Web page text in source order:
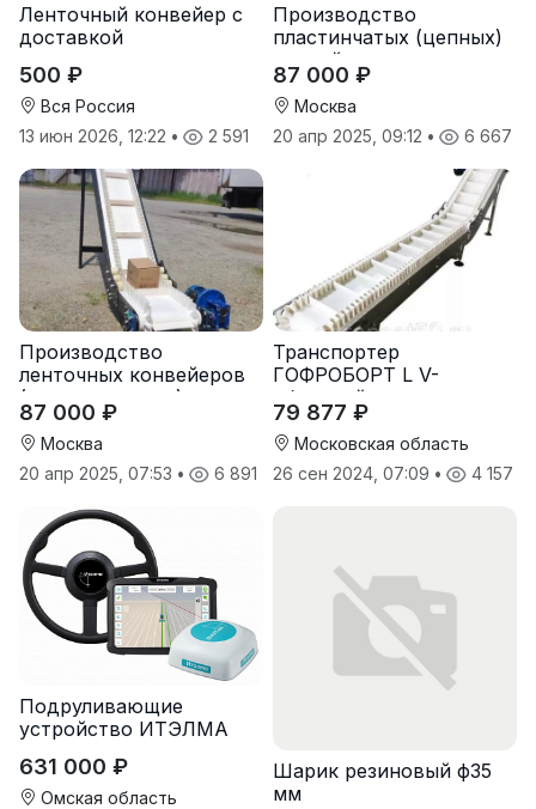
Ленточный конвейер с
доставкой
500 ₽
Вся Россия
13 июн 2026, 12:22 • 2 591
Производство
пластинчатых (цепных)
конвейеров
(транспортеров) под
заказ
87 000 ₽
Москва
20 апр 2025, 09:12 • 6 667
Производство
ленточных конвейеров
(транспортеров) под
заказ
87 000 ₽
Москва
20 апр 2025, 07:53 • 6 891
Транспортер
ГОФРОБОРТ L V-
образный
79 877 ₽
Московская область
26 сен 2024, 07:09 • 4 157
Подруливающие
устройство ИТЭЛМА
631 000 ₽
Омская область
Шарик резиновый ф35
мм